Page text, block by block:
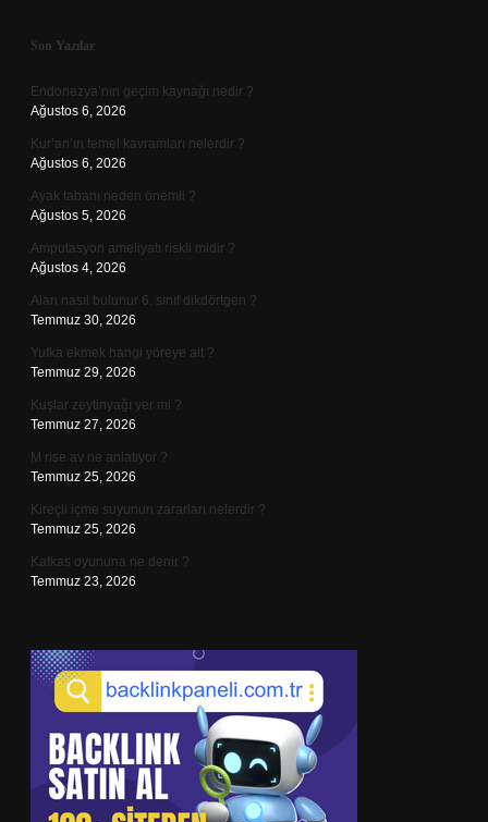
Sidebar
Son Yazılar
Endonezya’nın geçim kaynağı nedir ?
Ağustos 6, 2026
Kur’an’ın temel kavramları nelerdir ?
Ağustos 6, 2026
Ayak tabanı neden önemli ?
Ağustos 5, 2026
Amputasyon ameliyatı riskli midir ?
Ağustos 4, 2026
Alan nasıl bulunur 6. sınıf dikdörtgen ?
Temmuz 30, 2026
Yufka ekmek hangi yöreye ait ?
Temmuz 29, 2026
Kuşlar zeytinyağı yer mi ?
Temmuz 27, 2026
M rise av ne anlatıyor ?
Temmuz 25, 2026
Kireçli içme suyunun zararları nelerdir ?
Temmuz 25, 2026
Kafkas oyununa ne denir ?
Temmuz 23, 2026